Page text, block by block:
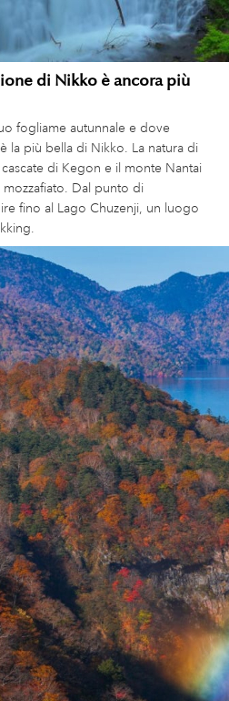
di Nikko è ancora più
fogliame autunnale e dove
la più bella di Nikko. La natura di
di Kegon e il monte Nantai
Dal punto di
fino al Lago Chuzenji, un luogo